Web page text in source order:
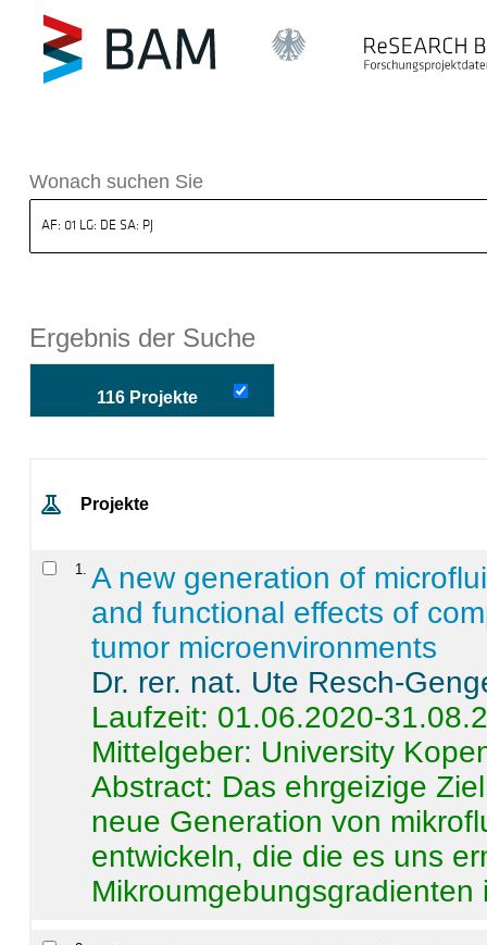
BAM
Wonach suchen Sie
Ergebnis der Suche
116 Projekte
Projekte
1
A new generation of
and functional effects of
tumor microenvironments
Dr. rer. nat. Ute Resch-
Laufzeit: 01.06.2020-
Mittelgeber: University
Abstract: Das ehrgeizige
neue Generation von
entwickeln, die die es uns
Mikroumgebungsgradienten